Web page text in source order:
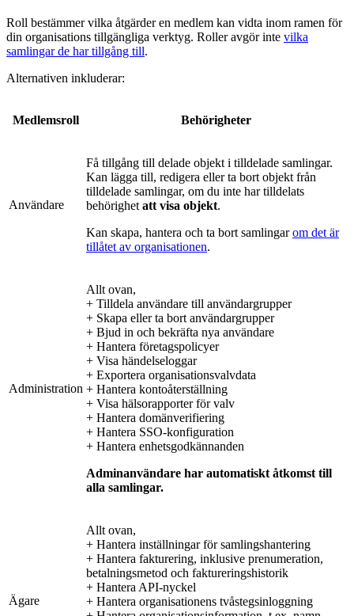
Roll bestämmer vilka åtgärder en medlem kan vidta inom ramen för
din organisations tillgängliga verktyg. Roller avgör inte vilka
samlingar de har tillgång till.
Alternativen inkluderar:
Medlemsroll Behörigheter
Användare
Få tillgång till delade objekt i tilldelade samlingar.
Kan lägga till, redigera eller ta bort objekt från
tilldelade samlingar, om du inte har tilldelats
behörighet att visa objekt.
Kan skapa, hantera och ta bort samlingarom det är
tillåtet av organisationen.
Administration
Allt ovan,
+ Tilldela användare till användargrupper
+ Skapa eller ta bort användargrupper
+ Bjud in och bekräfta nya användare
+ Hantera företagspolicyer
+ Visa händelseloggar
+ Exportera organisationsvalvdata
+ Hantera kontoåterställning
+ Visa hälsorapporter för valv
+ Hantera domänverifiering
+ Hantera SSO-konfiguration
+ Hantera enhetsgodkännanden
Adminanvändare har automatiskt åtkomst till
alla samlingar.
Ägare
Allt ovan,
+ Hantera inställningar för samlingshantering
+ Hantera fakturering, inklusive prenumeration,
betalningsmetod och faktureringshistorik
+ Hantera API-nyckel
+ Hantera organisationens tvåstegsinloggning